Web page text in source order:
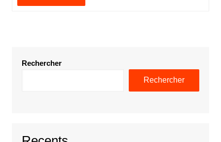
Rechercher
Rechercher